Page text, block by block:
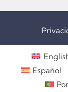
Español